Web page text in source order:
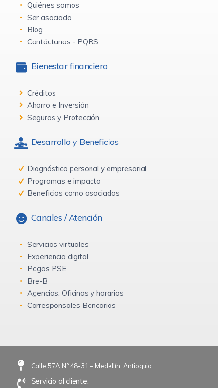
Quiénes somos
Ser asociado
Blog
Contáctanos - PQRS
Bienestar financiero
Créditos
Ahorro e Inversión
Seguros y Protección
Desarrollo y Beneficios
Diagnóstico personal y empresarial
Programas e impacto
Beneficios como asociados
Canales / Atención
Servicios virtuales
Experiencia digital
Pagos PSE
Bre-B
Agencias: Oficinas y horarios
Corresponsales Bancarios
Calle 57A N° 48-31 – Medellín, Antioquia
Servicio al cliente: